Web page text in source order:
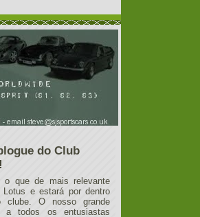
do Club
que de mais relevante
Lotus e estará por dentro
clube. O nosso grande
a todos os entusiastas